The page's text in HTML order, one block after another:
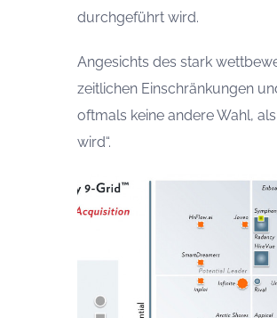
durchgeführt wird.
Angesichts des stark
zeitlichen Einschränkungen
oftmals keine andere Wahl,
wird“.